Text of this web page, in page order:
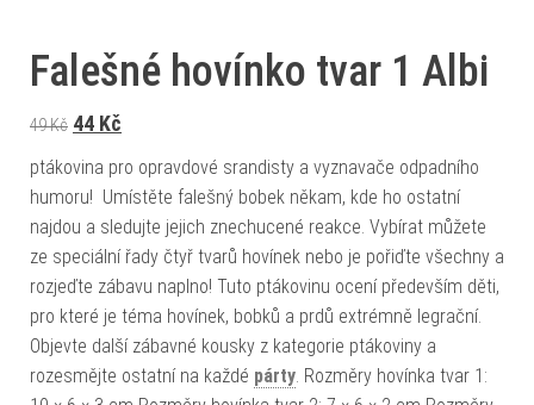
Falešné hovínko tvar 1 Albi
49Kč Původní cena byla: 49 Kč.
44 Kč
ptákovina pro opravdové srandisty a vyznavače odpadního
humoru! Umístěte falešný bobek někam, kde ho ostatní
najdou a sledujte jejich znechucené reakce. Vybírat můžete
ze speciální řady čtyř tvarů hovínek nebo je pořiďte všechny a
rozjeďte zábavu naplno! Tuto ptákovinu ocení především děti,
pro které je téma hovínek, bobků a prdů extrémně legrační.
Objevte další zábavné kousky z kategorie ptákoviny a
rozesmějte ostatní na každé párty . Rozměry hovínka tvar 1: